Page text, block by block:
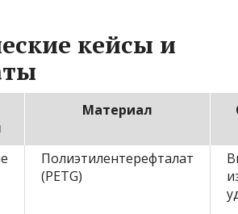
кейсы и
Материал
Полиэтилентерефталат
(PETG)